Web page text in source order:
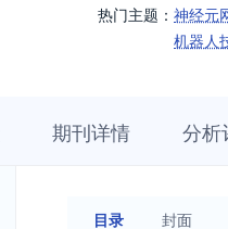
热门主题： 神经元
机器人
期刊详情 分析
目录 封面